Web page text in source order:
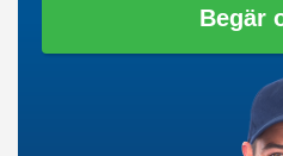
Begär